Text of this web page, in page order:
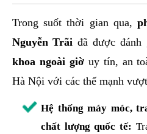
Trong suốt thời gian qua,
Nguyễn Trãiđã được đánh
khoa ngoài giờ uy tín, an
Hà Nội với các thế mạnh
Hệ thống máy móc,
chất lượng quốc tế: